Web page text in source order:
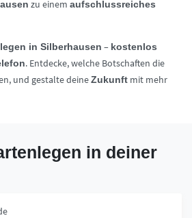
zu einem aufschlussreiches
in Silberhausen – kostenlos
. Entdecke, welche Botschaften die
und gestalte deineZukunft mit mehr
in deiner